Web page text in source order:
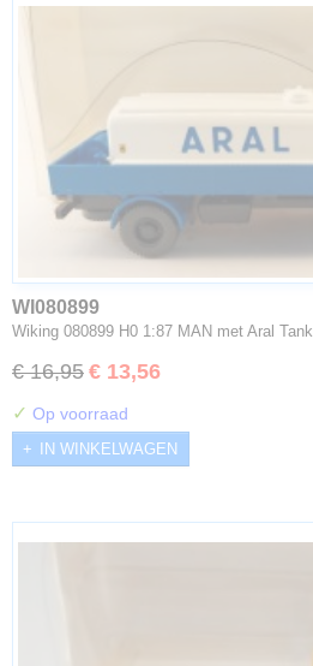
WI080899
Wiking 080899 H0 1:87 MAN met Aral Tank
€ 16,95 € 13,56
✓ Op voorraad
IN WINKELWAGEN